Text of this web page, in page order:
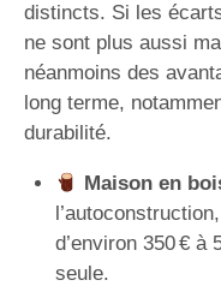
distincts. Si les
ne sont plus aussi
néanmoins des
long terme,
durabilité.
Maison en
d’environ 350 € à
seule.